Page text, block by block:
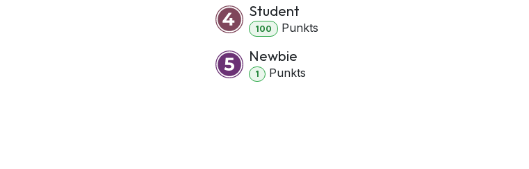
Student
100 Punkts
Newbie
1 Punkts